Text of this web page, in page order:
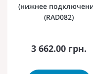
(нижнее
(RAD082)
3 662.00 грн.